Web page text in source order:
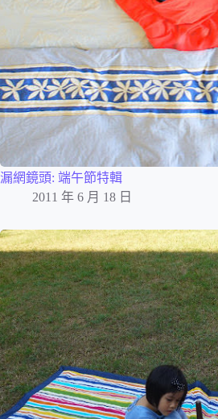
漏網鏡頭: 端午節特輯
2011 年 6 月 18 日